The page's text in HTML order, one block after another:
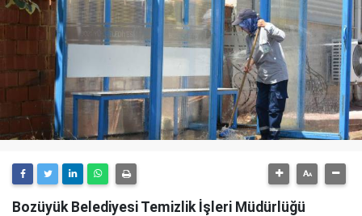
Bozüyük Belediyesi Temizlik İşleri Müdürlüğü